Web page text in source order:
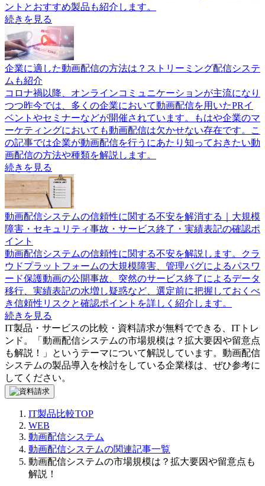
ントとおすすめ製品も紹介します。
続きを見る
企業に適した動画配信の方法は？ストリーミング配信システ
ムも紹介
コロナ禍以降、オンラインコミュニケーションが主流になり
つつ昨今では、多くの企業において動画配信を用いたPRイ
ベントやセミナーなどが開催されています。もはや企業のマ
ーケティングにおいても動画配信は欠かせない存在です。こ
の記事では企業が動画配信を行うにあたり知っておきたい動
画配信の方法や種類を解説します。
続きを見る
動画配信システムの信頼性に関する不安を解消する｜大規模
障害・セキュリティ事故・サービス終了・実績表記の確認ポ
イント
動画配信システムの信頼性に関する不安を解説します。クラ
ウドプラットフォームの大規模障害、管理バグによるパスワ
ード保護動画の公開事故、突然のサービス終了によるデータ
移行、実績表記の水増し疑惑など、選定前に把握しておくべ
き信頼性リスクと確認ポイントを詳しく紹介します。
続きを見る
IT製品・サービスの比較・資料請求が無料でできる、ITトレ
ンド。「 動画配信システムの市場規模は？拡大要因や留意点
も解説！
」というテーマについて解説しています。 動画配信
システムの製品導入を検討をしている企業様は、ぜひ参考に
してください。
IT製品比較TOP
WEB
動画配信システム
動画配信システムの関連記事一覧
動画配信システムの市場規模は？拡大要因や留意点も
解説！